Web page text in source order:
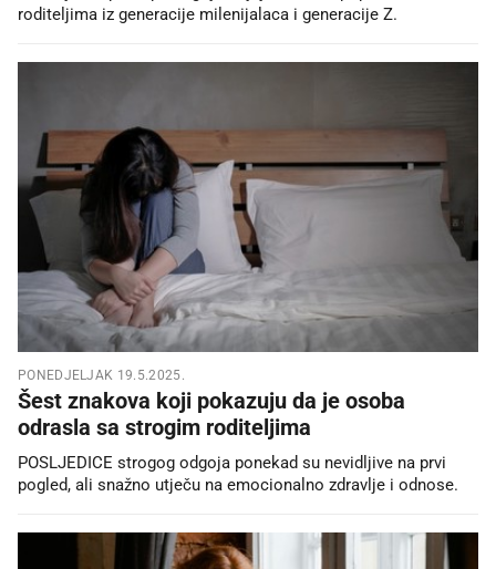
roditeljima iz generacije milenijalaca i generacije Z.
PONEDJELJAK 19.5.2025.
Šest znakova koji pokazuju da je osoba
odrasla sa strogim roditeljima
POSLJEDICE strogog odgoja ponekad su nevidljive na prvi
pogled, ali snažno utječu na emocionalno zdravlje i odnose.